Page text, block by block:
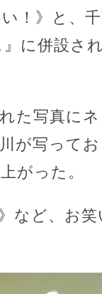
！》と、
に併設さ
た写真に
が写って
がった。
など、お